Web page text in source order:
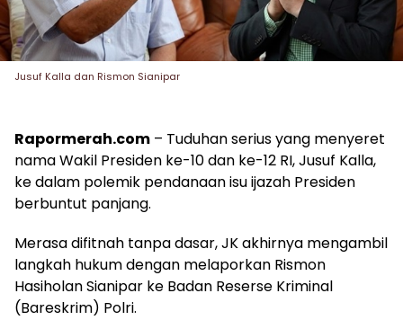
Jusuf Kalla dan Rismon Sianipar
Rapormerah.com – Tuduhan serius yang menyeret
nama Wakil Presiden ke-10 dan ke-12 RI, Jusuf Kalla,
ke dalam polemik pendanaan isu ijazah Presiden
berbuntut panjang.
Merasa difitnah tanpa dasar, JK akhirnya mengambil
langkah hukum dengan melaporkan Rismon
Hasiholan Sianipar ke Badan Reserse Kriminal
(Bareskrim) Polri.